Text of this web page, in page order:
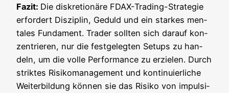
Fazit: Die dis­kre­tio­nä­re FDAX-Tra­ding-Stra­te­gie
erfor­dert Dis­zi­plin, Geduld und ein star­kes men­
ta­les Fun­da­ment. Trader soll­ten sich dar­auf kon­
zen­trie­ren, nur die fest­ge­leg­ten Set­ups zu han­
deln, um die vol­le Per­for­mance zu erzie­len. Durch
strik­tes Risi­ko­ma­nage­ment und kon­ti­nu­ier­li­che
Wei­ter­bil­dung kön­nen sie das Risi­ko von impul­si­